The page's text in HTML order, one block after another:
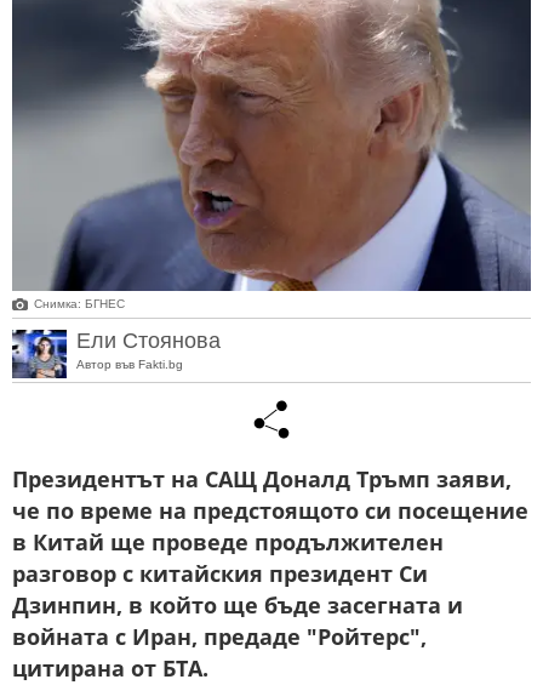
Снимка: БГНЕС
Ели Стоянова
Автор във Fakti.bg
Президентът на САЩ Доналд Тръмп заяви,
че по време на предстоящото си посещение
в Китай ще проведе продължителен
разговор с китайския президент Си
Дзинпин, в който ще бъде засегната и
войната с Иран, предаде "Ройтерс",
цитирана от БТА.